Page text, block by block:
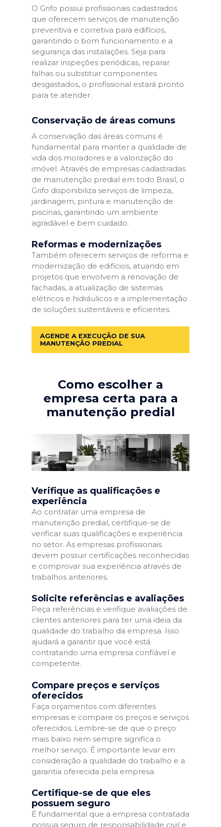
O Grifo possui profissionais cadastrados
que oferecem serviços de manutenção
preventiva e corretiva para edifícios,
garantindo o bom funcionamento e a
segurança das instalações. Seja para
realizar inspeções periódicas, reparar
falhas ou substituir componentes
desgastados, o profissional estará pronto
para te atender.
Conservação de áreas comuns
A conservação das áreas comuns é
fundamental para manter a qualidade de
vida dos moradores e a valorização do
imóvel. Através de empresas cadastradas
de manutenção predial em todo Brasil, o
Grifo disponibiliza serviços de limpeza,
jardinagem, pintura e manutenção de
piscinas, garantindo um ambiente
agradável e bem cuidado.
Reformas e modernizações
Também oferecem serviços de reforma e
modernização de edifícios, atuando em
projetos que envolvem a renovação de
fachadas, a atualização de sistemas
elétricos e hidráulicos e a implementação
de soluções sustentáveis e eficientes.
AGENDE A EXECUÇÃO DE SUA
MANUTENÇÃO PREDIAL
Como escolher a
empresa certa para a
manutenção predial
Verifique as qualificações e
experiência
Ao contratar uma empresa de
manutenção predial, certifique-se de
verificar suas qualificações e experiência
no setor. As empresas profissionais
devem possuir certificações reconhecidas
e comprovar sua experiência através de
trabalhos anteriores.
Solicite referências e avaliações
Peça referências e verifique avaliações de
clientes anteriores para ter uma ideia da
qualidade do trabalho da empresa. Isso
ajudará a garantir que você está
contratando uma empresa confiável e
competente.
Compare preços e serviços
oferecidos
Faça orçamentos com diferentes
empresas e compare os preços e serviços
oferecidos. Lembre-se de que o preço
mais baixo nem sempre significa o
melhor serviço. É importante levar em
consideração a qualidade do trabalho e a
garantia oferecida pela empresa.
Certifique-se de que eles
possuem seguro
É fundamental que a empresa contratada
possua seguro de responsabilidade civil e